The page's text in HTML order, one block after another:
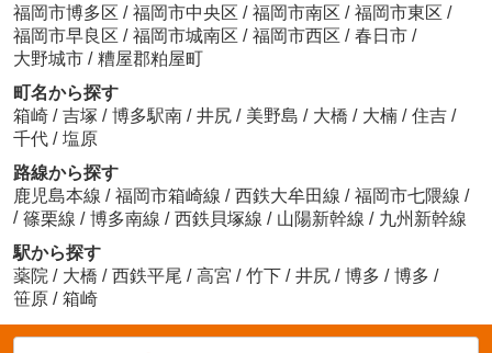
福岡市博多区 / 福岡市中央区 / 福岡市南区 / 福岡市東区 /
福岡市早良区 / 福岡市城南区 / 福岡市西区 / 春日市 /
大野城市 / 糟屋郡粕屋町
町名から探す
箱崎 / 吉塚 / 博多駅南 / 井尻 / 美野島 / 大橋 / 大楠 / 住吉 /
千代 / 塩原
路線から探す
鹿児島本線 / 福岡市箱崎線 / 西鉄大牟田線 / 福岡市七隈線 /
/ 篠栗線 / 博多南線 / 西鉄貝塚線 / 山陽新幹線 / 九州新幹線
駅から探す
薬院 / 大橋 / 西鉄平尾 / 高宮 / 竹下 / 井尻 / 博多 / 博多 /
笹原 / 箱崎